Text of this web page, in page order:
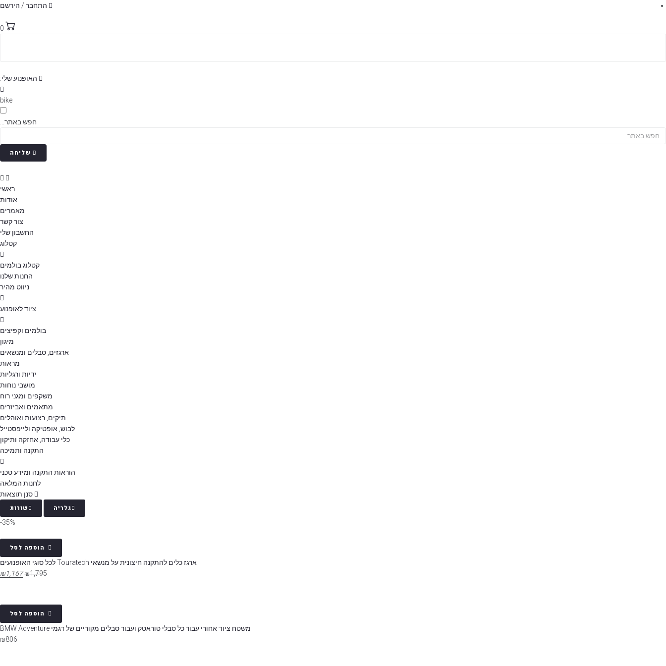
התחבר / הירשם
0
האופנוע שלי:
bike
חפש באתר...
שליחה
ראשי
אודות
מאמרים
צור קשר
החשבון שלי
קטלוג
קטלוג בולמים
החנות שלנו
ניווט מהיר
ציוד לאופנוע
בולמים וקפיצים
מיגון
ארגזים, סבלים ומנשאים
מראות
ידיות ורגליות
מושבי נוחות
משקפים ומגני רוח
מתאמים ואביזרים
תיקים, רצועות ואוהלים
לבוש, אופטיקה ולייפסטייל
כלי עבודה, אחזקה ותיקון
התקנה ותמיכה
הוראות התקנה ומידע טכני
לחנות המלאה
סנן תוצאות
גלריה שורות
35%-
הוספה לסל
ארגז כלים להתקנה חיצונית על מנשאי Touratech לכל סוגי האופנועים
₪1,795
₪1,167
הוספה לסל
משטח ציוד אחורי עבור כל סבלי טוראטק ועבור סבלים מקוריים של דגמי BMW Adventure
₪806